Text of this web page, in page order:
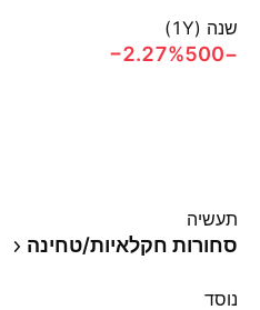
שנה (1Y)
−500
‪−2.27%‬
תעשיה
סחורות חקלאיות/טחינה
נוסד